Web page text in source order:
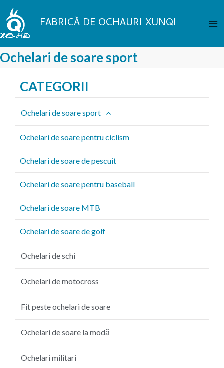
Treci
la
conținut FABRICĂ DE OCHAURI XUNQI
Ochelari de soare sport
CATEGORII
Ochelari de soare sport
Ochelari de soare pentru ciclism
Ochelari de soare de pescuit
Ochelari de soare pentru baseball
Ochelari de soare MTB
Ochelari de soare de golf
Ochelari de schi
Ochelari de motocross
Fit peste ochelari de soare
Ochelari de soare la modă
Ochelari militari